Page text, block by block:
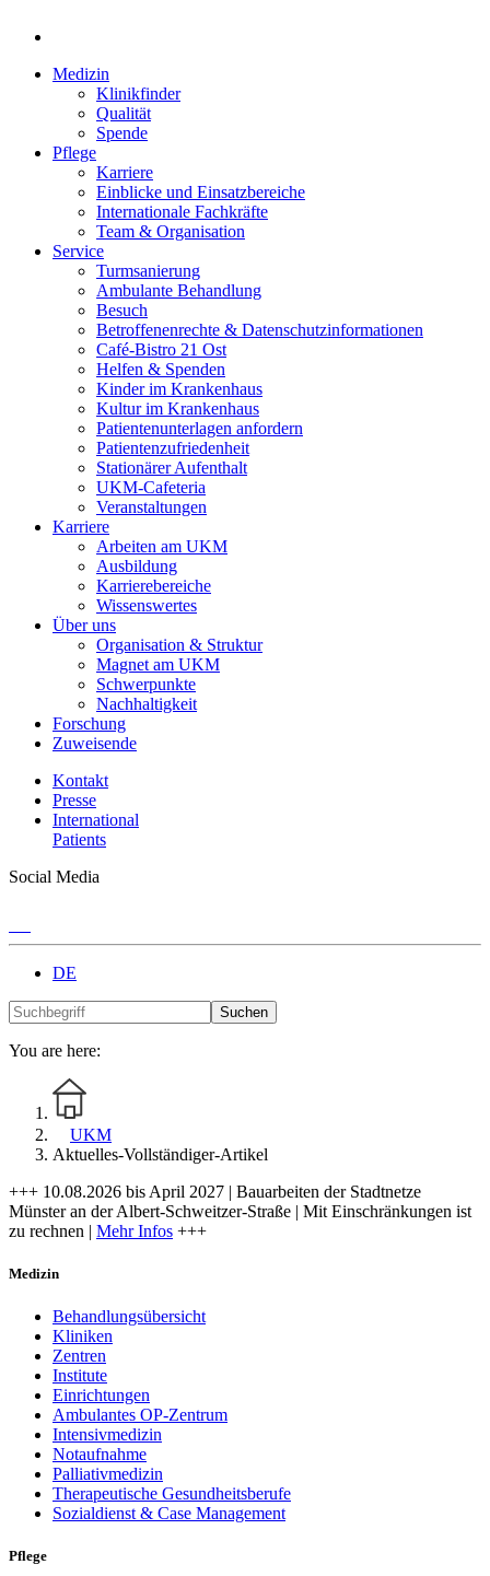
Medizin
Klinikfinder
Qualität
Spende
Pflege
Karriere
Einblicke und Einsatzbereiche
Internationale Fachkräfte
Team & Organisation
Service
Turmsanierung
Ambulante Behandlung
Besuch
Betroffenenrechte & Datenschutzinformationen
Café-Bistro 21 Ost
Helfen & Spenden
Kinder im Krankenhaus
Kultur im Krankenhaus
Patientenunterlagen anfordern
Patientenzufriedenheit
Stationärer Aufenthalt
UKM-Cafeteria
Veranstaltungen
Karriere
Arbeiten am UKM
Ausbildung
Karrierebereiche
Wissenswertes
Über uns
Organisation & Struktur
Magnet am UKM
Schwerpunkte
Nachhaltigkeit
Forschung
Zuweisende
Kontakt
Presse
International
Patients
Social Media
DE
Suchen
You are here:
UKM
Aktuelles-Vollständiger-Artikel
+++ 10.08.2026 bis April 2027 | Bauarbeiten der Stadtnetze
Münster an der Albert-Schweitzer-Straße | Mit Einschränkungen ist
zu rechnen | Mehr Infos +++
Medizin
Behandlungsübersicht
Kliniken
Zentren
Institute
Einrichtungen
Ambulantes OP-Zentrum
Intensivmedizin
Notaufnahme
Palliativmedizin
Therapeutische Gesundheitsberufe
Sozialdienst & Case Management
Pflege